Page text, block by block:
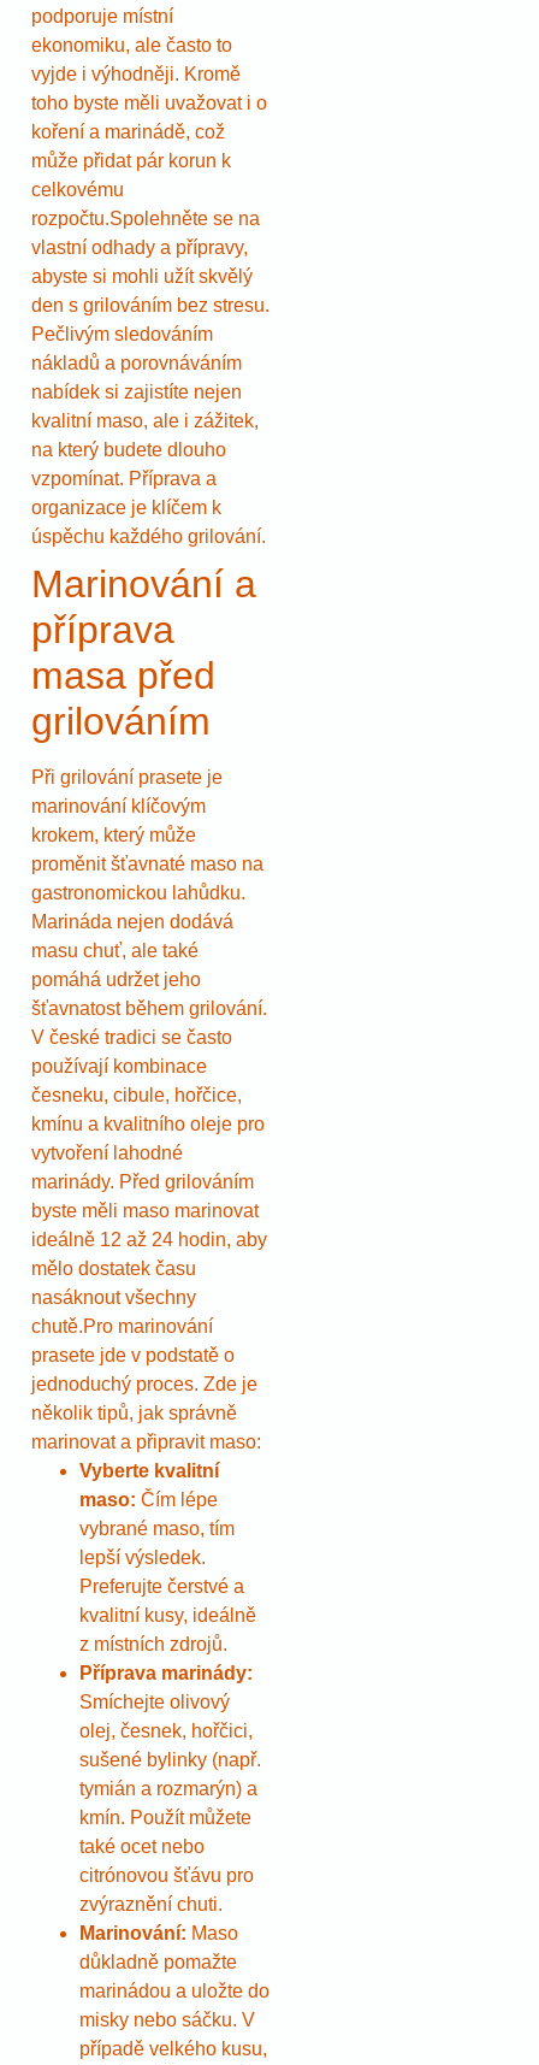
podporuje místní
ekonomiku, ale často to
vyjde i výhodněji. Kromě
toho byste měli uvažovat i o
koření a marinádě, což
může přidat pár korun k
celkovému
rozpočtu.Spolehněte se na
vlastní odhady a přípravy,
abyste si mohli užít skvělý
den s grilováním bez stresu.
Pečlivým sledováním
nákladů a porovnáváním
nabídek si zajistíte nejen
kvalitní maso, ale i zážitek,
na který budete dlouho
vzpomínat. Příprava a
organizace je klíčem k
úspěchu každého grilování.
Marinování a
příprava
masa před
grilováním
Při grilování prasete je
marinování klíčovým
krokem, který může
proměnit šťavnaté maso na
gastronomickou lahůdku.
Marináda nejen dodává
masu chuť, ale také
pomáhá udržet jeho
šťavnatost během grilování.
V české tradici se často
používají kombinace
česneku, cibule, hořčice,
kmínu a kvalitního oleje pro
vytvoření lahodné
marinády. Před grilováním
byste měli maso marinovat
ideálně 12 až 24 hodin, aby
mělo dostatek času
nasáknout všechny
chutě.Pro marinování
prasete jde v podstatě o
jednoduchý proces. Zde je
několik tipů, jak správně
marinovat a připravit maso:
Vyberte kvalitní
maso: Čím lépe
vybrané maso, tím
lepší výsledek.
Preferujte čerstvé a
kvalitní kusy, ideálně
z místních zdrojů.
Příprava marinády:
Smíchejte olivový
olej, česnek, hořčici,
sušené bylinky (např.
tymián a rozmarýn) a
kmín. Použít můžete
také ocet nebo
citrónovou šťávu pro
zvýraznění chuti.
Marinování: Maso
důkladně pomažte
marinádou a uložte do
misky nebo sáčku. V
případě velkého kusu,